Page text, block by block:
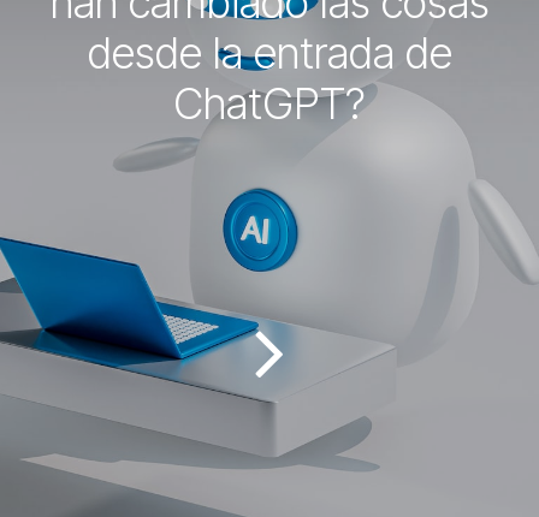
desde la entrada de
ChatGPT?